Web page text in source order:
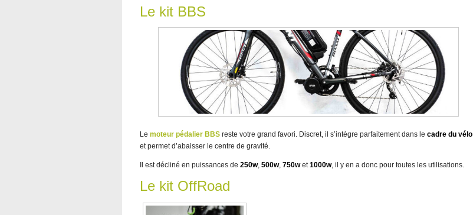
Le kit BBS
Le moteur pédalier BBS reste votre grand favori. Discret, il s’intègre parfaitement dans le cadre du vélo
et permet d’abaisser le centre de gravité.
Il est décliné en puissances de 250w, 500w, 750wet1000w, il y en a donc pour toutes les utilisations.
Le kit OffRoad